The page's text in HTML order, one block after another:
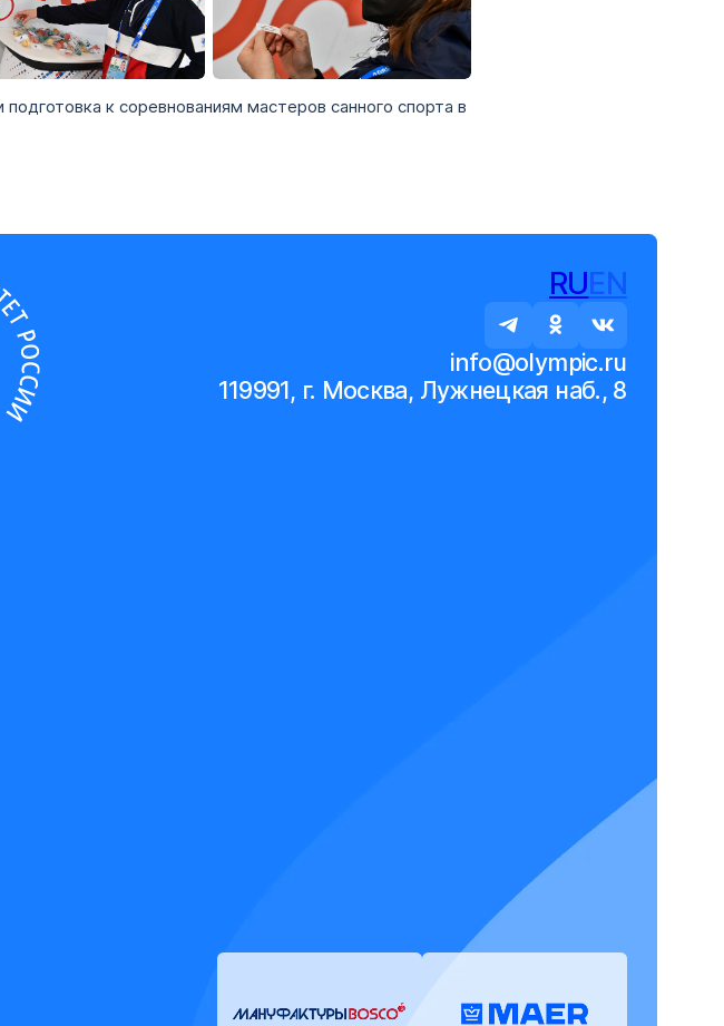
к соревнованиям мастеров санного спорта в
RUEN
info@olympic.ru
119991, г. Москва, Лужнецкая наб., 8